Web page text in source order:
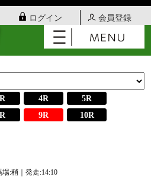
ログイン 会員登録
4R
5R
9R
10R
:稍｜発走:14:10